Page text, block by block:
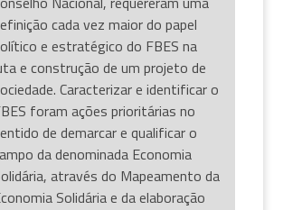
cada vez maior do papel
e estratégico do FBES na
e construção de um projeto de
Caracterizar e identificar o
foram ações prioritárias no
de demarcar e qualificar o
da denominada Economia
através do Mapeamento da
Solidária e da elaboração